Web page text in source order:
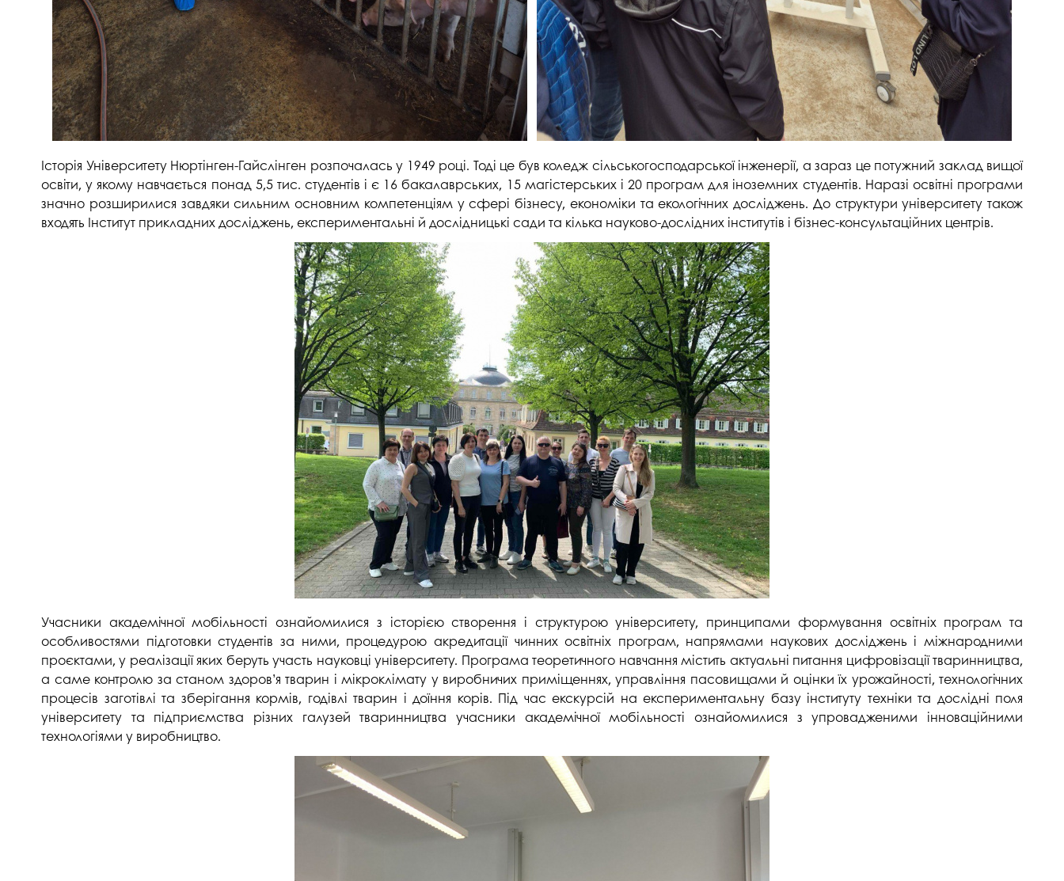
Історія Університету Нюртінген-Гайслінген розпочалась у 1949 році. Тоді це був коледж сільськогосподарської інженерії, а зараз це потужний заклад вищої
освіти, у якому навчається понад 5,5 тис. студентів і є 16 бакалаврських, 15 магістерських і 20 програм для іноземних студентів. Наразі освітні програми
значно розширилися завдяки сильним основним компетенціям у сфері бізнесу, економіки та екологічних досліджень. До структури університету також
входять Інститут прикладних досліджень, експериментальні й дослідницькі сади та кілька науково-дослідних інститутів і бізнес-консультаційних центрів.
Учасники академічної мобільності ознайомилися з історією створення і структурою університету, принципами формування освітніх програм та
особливостями підготовки студентів за ними, процедурою акредитації чинних освітніх програм, напрямами наукових досліджень і міжнародними
проєктами, у реалізації яких беруть участь науковці університету. Програма теоретичного навчання містить актуальні питання цифровізації тваринництва,
а саме контролю за станом здоров’я тварин і мікроклімату у виробничих приміщеннях, управління пасовищами й оцінки їх урожайності, технологічних
процесів заготівлі та зберігання кормів, годівлі тварин і доїння корів. Під час екскурсій на експериментальну базу інституту техніки та дослідні поля
університету та підприємства різних галузей тваринництва учасники академічної мобільності ознайомилися з упровадженими інноваційними
технологіями у виробництво.